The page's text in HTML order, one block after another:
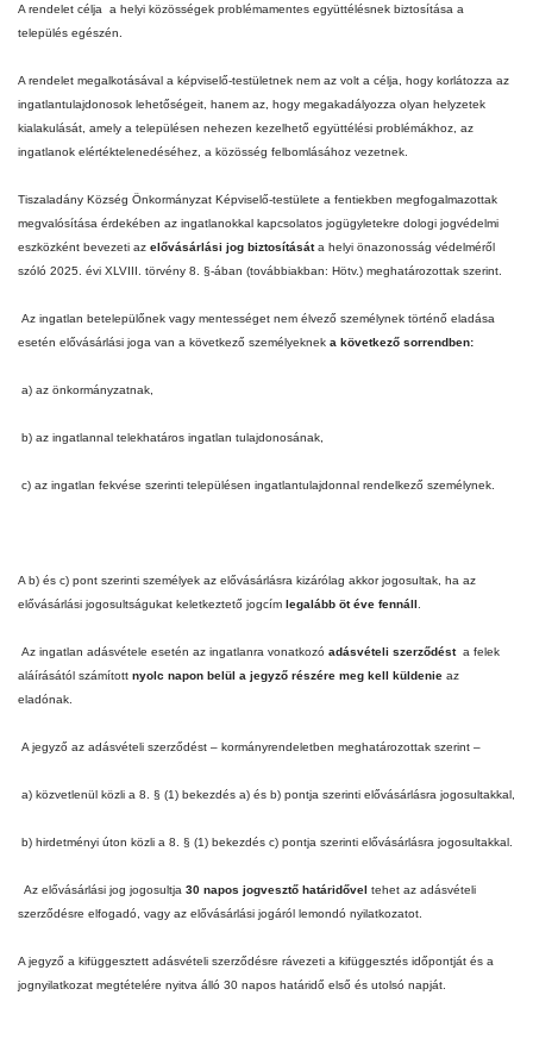
A rendelet célja a helyi közösségek problémamentes együttélésnek biztosítása a
település egészén.
A rendelet megalkotásával a képviselő-testületnek nem az volt a célja, hogy korlátozza az
ingatlantulajdonosok lehetőségeit, hanem az, hogy megakadályozza olyan helyzetek
kialakulását, amely a településen nehezen kezelhető együttélési problémákhoz, az
ingatlanok elértéktelenedéséhez, a közösség felbomlásához vezetnek.
Tiszaladány Község Önkormányzat Képviselő-testülete a fentiekben megfogalmazottak
megvalósítása érdekében az ingatlanokkal kapcsolatos jogügyletekre dologi jogvédelmi
eszközként bevezeti az elővásárlási jog biztosításáta helyi önazonosság védelméről
szóló 2025. évi XLVIII. törvény 8. §-ában (továbbiakban: Hötv.) meghatározottak szerint.
Az ingatlan betelepülőnek vagy mentességet nem élvező személynek történő eladása
esetén elővásárlási joga van a következő személyeknek a következő sorrendben:
a) az önkormányzatnak,
b) az ingatlannal telekhatáros ingatlan tulajdonosának,
c) az ingatlan fekvése szerinti településen ingatlantulajdonnal rendelkező személynek.
A b) és c) pont szerinti személyek az elővásárlásra kizárólag akkor jogosultak, ha az
elővásárlási jogosultságukat keletkeztető jogcím legalább öt éve fennáll
Az ingatlan adásvétele esetén az ingatlanra vonatkozó adásvételi szerződésta felek
aláírásától számított nyolc napon belül a jegyző részére meg kell küldenie az
eladónak.
A jegyző az adásvételi szerződést – kormányrendeletben meghatározottak szerint –
a) közvetlenül közli a 8. § (1) bekezdés a) és b) pontja szerinti elővásárlásra jogosultakkal,
b) hirdetményi úton közli a 8. § (1) bekezdés c) pontja szerinti elővásárlásra jogosultakkal.
Az elővásárlási jog jogosultja 30 napos jogvesztő határidővel tehet az adásvételi
szerződésre elfogadó, vagy az elővásárlási jogáról lemondó nyilatkozatot.
A jegyző a kifüggesztett adásvételi szerződésre rávezeti a kifüggesztés időpontját és a
jognyilatkozat megtételére nyitva álló 30 napos határidő első és utolsó napját.